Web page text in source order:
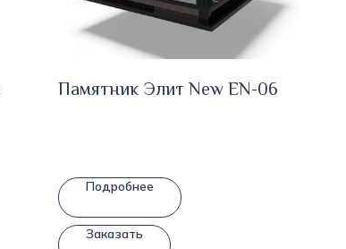
Памятник Элит New EN-06
Подробнее
Заказать